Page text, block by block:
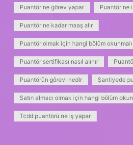
Puantör ne görev yapar Puantör ne
Puantör ne kadar maaş alır
Puantör olmak için hangi bölüm okunmalı
Puantör sertifikası nasıl alınır
Puantörün görevi nedir Şantiyede
Satın almacı olmak için hangi bölüm
Tcdd puantörü ne iş yapar